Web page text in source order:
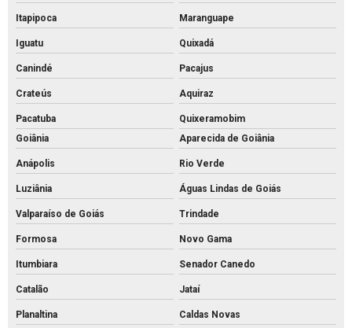
Itapipoca Maranguape
Iguatu Quixadá
Canindé Pacajus
Crateús Aquiraz
Pacatuba
Quixeramobim
Goiânia
Aparecida de Goiânia
Anápolis Rio Verde
Luziânia Águas Lindas de Goiás
Valparaíso de Goiás Trindade
Formosa Novo Gama
Itumbiara Senador Canedo
Catalão Jataí
Planaltina
Caldas Novas